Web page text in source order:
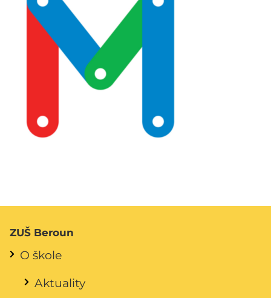
ZUŠ Beroun
O škole
Aktuality